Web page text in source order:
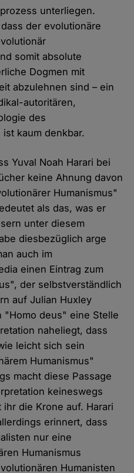
unterliegen.
der evolutionäre
somit absolute
Dogmen mit
abzulehnen sind – ein
autoritären,
des
kaum denkbar.
Yuval Noah Harari bei
keine Ahnung davon
Humanismus"
als das, was er
unter diesem
diesbezüglich arge
auch im
einen Eintrag zum
der selbstverständlich
auf Julian Huxley
"Homo deus" eine Stelle
naheliegt, dass
leicht sich sein
Humanismus"
macht diese Passage
keineswegs
die Krone auf. Harari
erinnert, dass
nur eine
Humanismus
Humanisten